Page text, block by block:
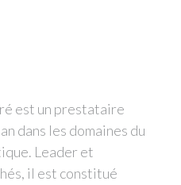
est un prestataire
dans les domaines du
Leader et
il est constitué